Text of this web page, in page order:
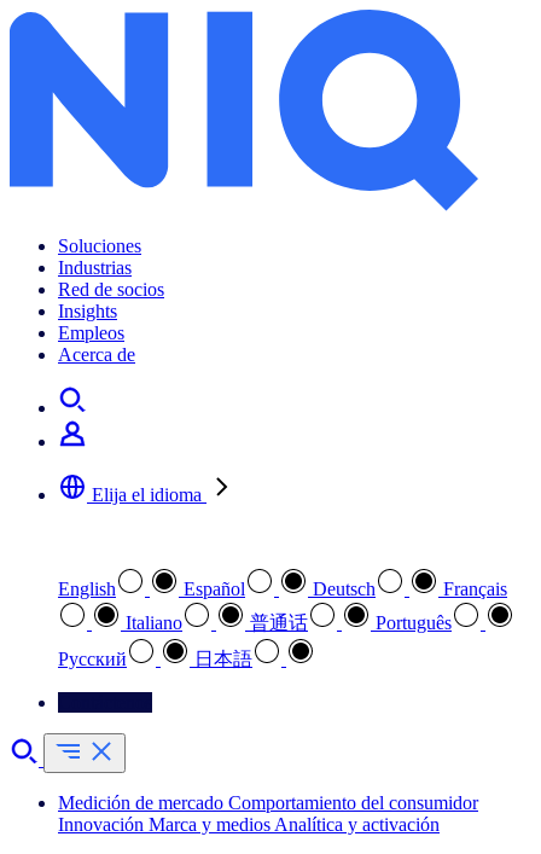
Soluciones
Industrias
Red de socios
Insights
Empleos
Acerca de
Elija el idioma
English Español Deutsch
Français
Italiano
普通话
Português
Pусский
日本語
Medición de mercado Comportamiento del consumidor
Innovación Marca y medios Analítica y activación